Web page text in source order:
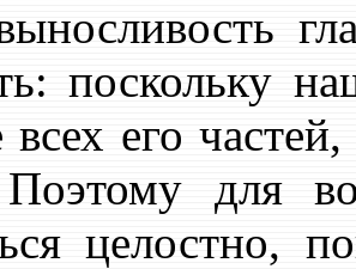
поскольку
всех его
для
целостно,